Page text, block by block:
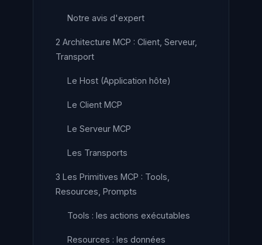
Notre avis d'expert
2 Architecture MCP : Client, Serveur,
Transport
Le Host (Application hôte)
Le Client MCP
Le Serveur MCP
Les Transports
3 Les Primitives MCP : Tools,
Resources, Prompts
Tools : les actions exécutables
Resources : les données